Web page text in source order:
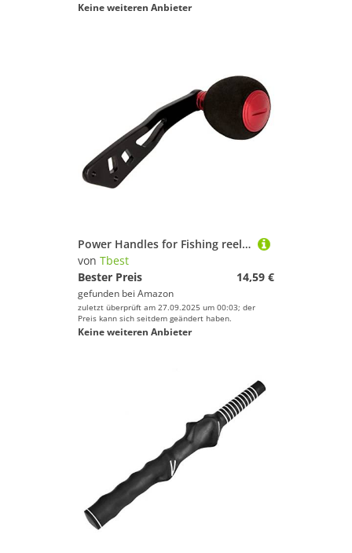
Keine weiteren Anbieter
Power Handles for Fishing reels,Tbest,Angelrollengriff/-Knauf,Powergriff mit Befestigungsmaterial,Rollenersatzteile für Low-Profile-Spinning Angelrolle,rot
von Tbest
Bester Preis
14,59 €
gefunden bei Amazon
zuletzt überprüft am 27.09.2025 um 00:03; der
Preis kann sich seitdem geändert haben.
Keine weiteren Anbieter